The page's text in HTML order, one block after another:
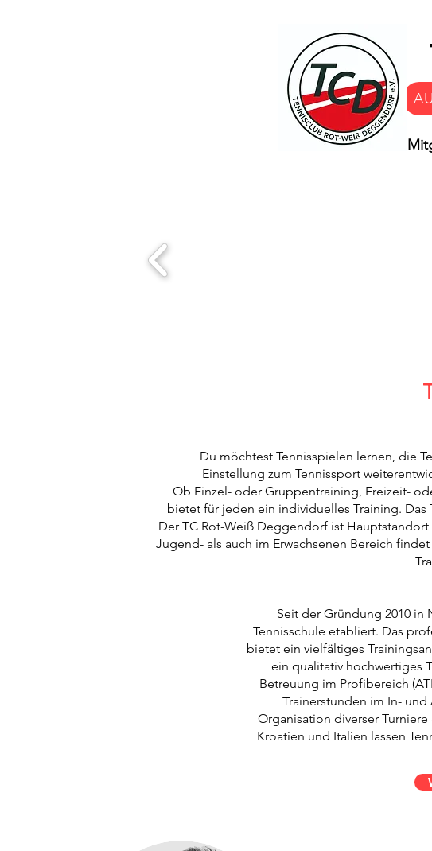
Start Verein
Du möchtest Tennisspielen lernen, die
Einstellung zum Tennissport
Ob Einzel- oder Gruppentraining, Freizeit-
bietet für jeden ein individuelles Training.
Der TC Rot-Weiß Deggendorf ist
Jugend- als auch im Erwachsenen Bereich
Seit der Gründung 2010 in
Tennisschule etabliert. Das
bietet ein vielfältiges
ein qualitativ hochwertiges
Betreuung im Profibereich
Trainerstunden im In-
Organisation diverser
Kroatien und Italien lassen